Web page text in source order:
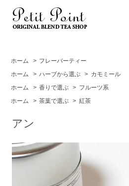
ホーム > フレーバーティー
ホーム
> ハーブから選ぶ > カモミール
ホーム
> 香りで選ぶ > フルーツ系
ホーム
> 茶葉で選ぶ > 紅茶
アン